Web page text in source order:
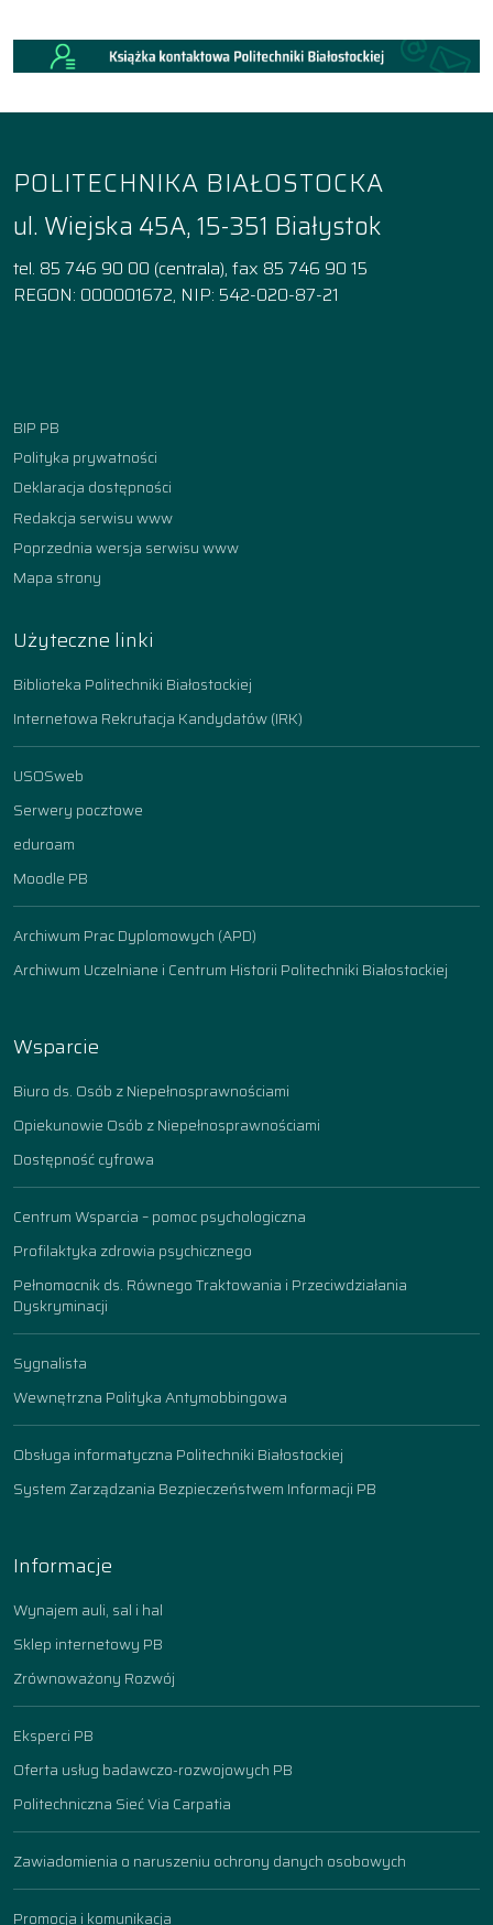
POLITECHNIKA BIAŁOSTOCKA
ul. Wiejska 45A, 15-351 Białystok
tel. 85 746 90 00 (centrala), fax 85 746 90 15
REGON: 000001672, NIP: 542-020-87-21
BIP PB
Polityka prywatności
Deklaracja dostępności
Redakcja serwisu www
Poprzednia wersja serwisu www
Mapa strony
Użyteczne linki
Biblioteka Politechniki Białostockiej
Internetowa Rekrutacja Kandydatów (IRK)
USOSweb
Serwery pocztowe
eduroam
Moodle PB
Archiwum Prac Dyplomowych (APD)
Archiwum Uczelniane i Centrum Historii Politechniki Białostockiej
Wsparcie
Biuro ds. Osób z Niepełnosprawnościami
Opiekunowie Osób z Niepełnosprawnościami
Dostępność cyfrowa
Centrum Wsparcia – pomoc psychologiczna
Profilaktyka zdrowia psychicznego
Pełnomocnik ds. Równego Traktowania i Przeciwdziałania
Dyskryminacji
Sygnalista
Wewnętrzna Polityka Antymobbingowa
Obsługa informatyczna Politechniki Białostockiej
System Zarządzania Bezpieczeństwem Informacji PB
Informacje
Wynajem auli, sal i hal
Sklep internetowy PB
Zrównoważony Rozwój
Eksperci PB
Oferta usług badawczo-rozwojowych PB
Politechniczna Sieć Via Carpatia
Zawiadomienia o naruszeniu ochrony danych osobowych
Promocja i komunikacja